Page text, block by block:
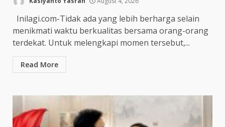
Inilagi.com-Tidak ada yang lebih berharga selain
menikmati waktu berkualitas bersama orang-orang
terdekat. Untuk melengkapi momen tersebut,...
Read More